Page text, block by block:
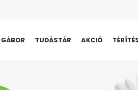
GÁBOR TUDÁSTÁR AKCIÓ